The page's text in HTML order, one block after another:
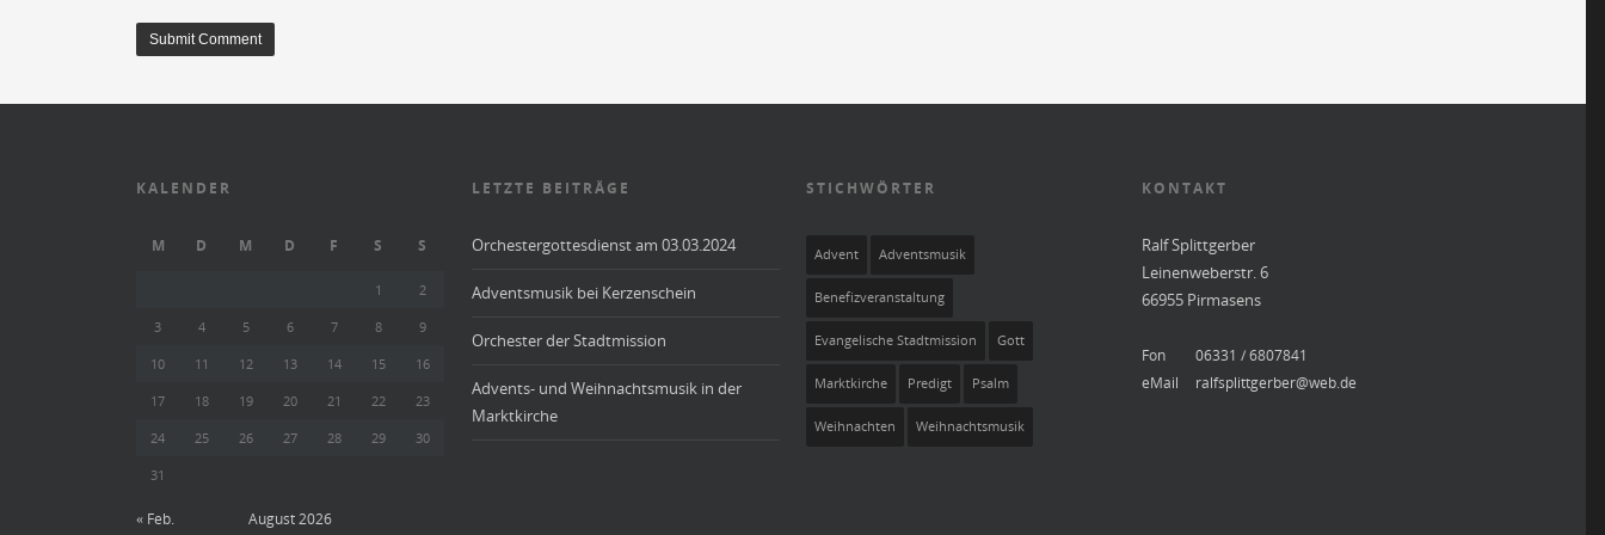
KALENDER
August 2026
M D M D F S S
« Feb.
1 2
3 4 5 6 7 8 9
10 11 12 13 14 15 16
17 18 19 20 21 22 23
24 25 26 27 28 29 30
31
LETZTE BEITRÄGE
Orchestergottesdienst am 03.03.2024
Adventsmusik bei Kerzenschein
Orchester der Stadtmission
Advents- und Weihnachtsmusik in der
Marktkirche
STICHWÖRTER
Advent Adventsmusik
Benefizveranstaltung
Evangelische Stadtmission Gott
Marktkirche Predigt Psalm
Weihnachten Weihnachtsmusik
KONTAKT
Ralf Splittgerber
Leinenweberstr. 6
66955 Pirmasens
Fon
06331 / 6807841
eMail
ralfsplittgerber@web.de